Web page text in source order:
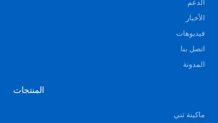
الدعم
الأخبار
فيديوهات
اتصل بنا
المدونة
المنتجات
ماكينة ثني